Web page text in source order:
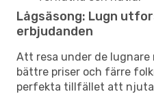
Lågsäsong: Lugn
erbjudanden
Att resa under de
bättre priser och färre
perfekta tillfället att njuta